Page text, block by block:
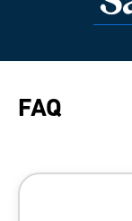
FAQ